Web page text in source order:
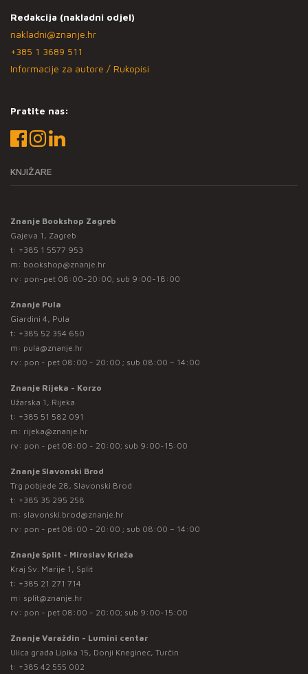
Redakcija (nakladni odjel)
nakladni@znanje.hr
+385 1 3689 511
Informacije za autore / Rukopisi
Pratite nas:
KNJIŽARE
Znanje Bookshop Zagreb
Gajeva 1, Zagreb
t: +385 1 5577 953
m: bookshop@znanje.hr
rv: pon-pet 08:00-20:00; sub 9:00-18:00
Znanje Pula
Giardini 4, Pula
t: +385 52 354 650
m: pula@znanje.hr
rv: pon - pet 08:00 - 20:00 ; sub 08:00 – 14:00
Znanje Rijeka - Korzo
Užarska 1, Rijeka
t: +385 51 582 091
m: rijeka@znanje.hr
rv: pon - pet 08:00 - 20:00; sub 9:00-15:00
Znanje Slavonski Brod
Trg pobjede 28, Slavonski Brod
t: +385 35 295 258
m: slavonski.brod@znanje.hr
rv: pon - pet 08:00 - 20:00 ; sub 08:00 – 14:00
Znanje Split - Miroslav Krleža
Kraj Sv. Marije 1, Split
t: +385 21 271 714
m: split@znanje.hr
rv: pon - pet 08:00 - 20:00; sub 9:00-15:00
Znanje Varaždin - Lumini centar
Ulica grada Lipika 15, Donji Kneginec, Turčin
t: +385 42 555 002